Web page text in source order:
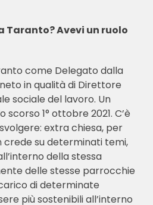
Taranto? Avevi un ruolo
come Delegato dalla
in qualità di Direttore
sociale del lavoro. Un
1° ottobre 2021. C’è
extra chiesa, per
crede su determinati temi,
della stessa
delle stesse parrocchie
di determinate
più sostenibili all’interno